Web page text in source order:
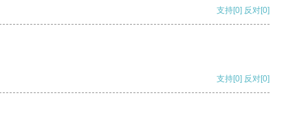
支持[0] 反对[0]
支持[0] 反对[0]